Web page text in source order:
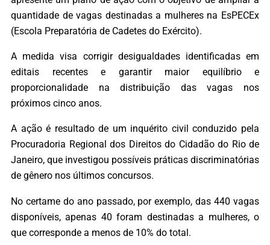
quantidade de vagas destinadas a mulheres na EsPECEx
(Escola Preparatória de Cadetes do Exército).
A medida visa corrigir desigualdades identificadas em
editais recentes e garantir maior equilíbrio e
proporcionalidade na distribuição das vagas nos
próximos cinco anos.
A ação é resultado de um inquérito civil conduzido pela
Procuradoria Regional dos Direitos do Cidadão do Rio de
Janeiro, que investigou possíveis práticas discriminatórias
de gênero nos últimos concursos.
No certame do ano passado, por exemplo, das 440 vagas
disponíveis, apenas 40 foram destinadas a mulheres, o
que corresponde a menos de 10% do total.